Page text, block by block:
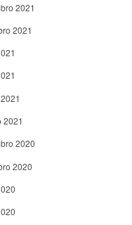
2021
2021
2021
2020
2020